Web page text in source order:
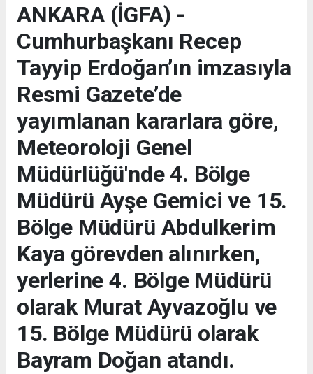
ANKARA (İGFA) -
Cumhurbaşkanı Recep
Tayyip Erdoğan’ın imzasıyla
Resmi Gazete’de
yayımlanan kararlara göre,
Meteoroloji Genel
Müdürlüğü'nde 4. Bölge
Müdürü Ayşe Gemici ve 15.
Bölge Müdürü Abdulkerim
Kaya görevden alınırken,
yerlerine 4. Bölge Müdürü
olarak Murat Ayvazoğlu ve
15. Bölge Müdürü olarak
Bayram Doğan atandı.